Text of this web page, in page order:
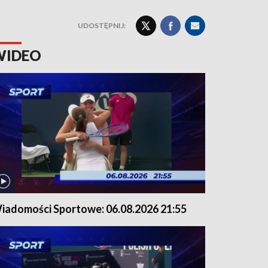
UDOSTĘPNIJ:
Sportowe: 06.08.2026 21:55